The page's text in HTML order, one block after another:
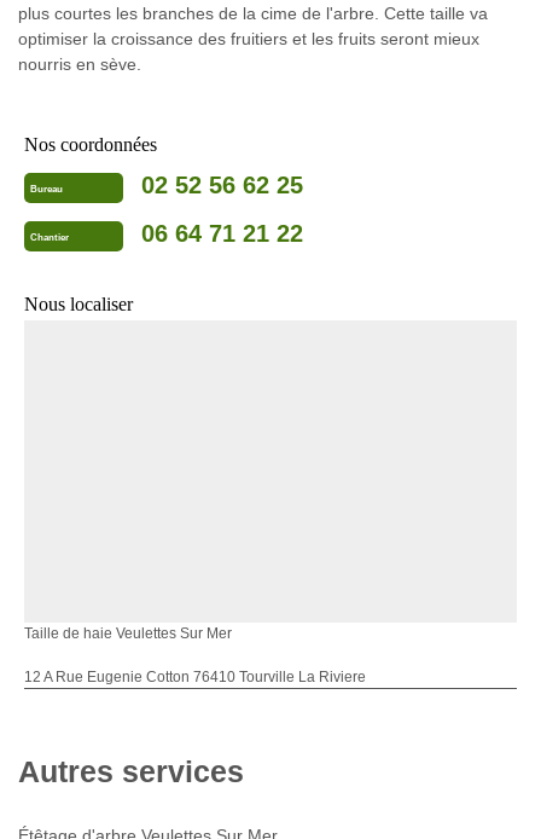
plus courtes les branches de la cime de l'arbre. Cette taille va
optimiser la croissance des fruitiers et les fruits seront mieux
nourris en sève.
Nos coordonnées
Bureau 02 52 56 62 25
Chantier 06 64 71 21 22
Nous localiser
Taille de haie Veulettes Sur Mer
12 A Rue Eugenie Cotton 76410 Tourville La Riviere
Autres services